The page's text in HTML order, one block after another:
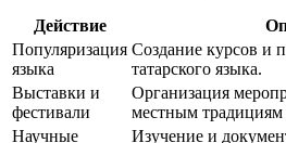
Действие
Популяризация
языка
Создание курсов и
татарского языка.
Выставки и
фестивали
Организация
местным традициям
Научные
Изучение и